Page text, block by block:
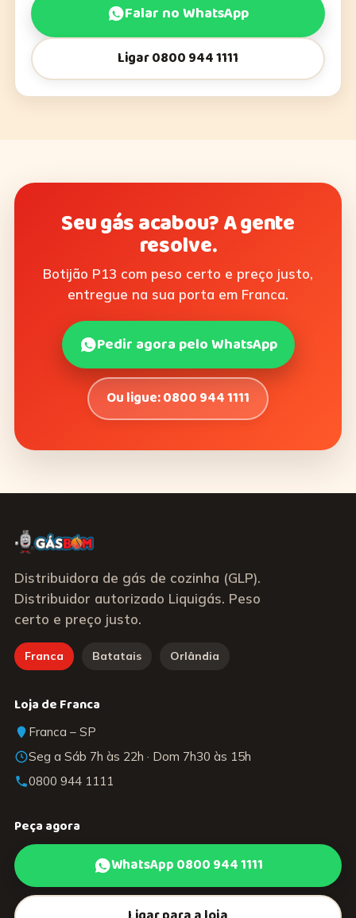
Falar no WhatsApp
Ligar 0800 944 1111
Seu gás acabou? A gente
resolve.
Botijão P13 com peso certo e preço justo,
entregue na sua porta em Franca.
Pedir agora pelo WhatsApp
Ou ligue: 0800 944 1111
Distribuidora de gás de cozinha (GLP).
Distribuidor autorizado Liquigás. Peso
certo e preço justo.
Franca Batatais Orlândia
Loja de Franca
Franca – SP
Seg a Sáb 7h às 22h · Dom 7h30 às 15h
0800 944 1111
Peça agora
WhatsApp 0800 944 1111